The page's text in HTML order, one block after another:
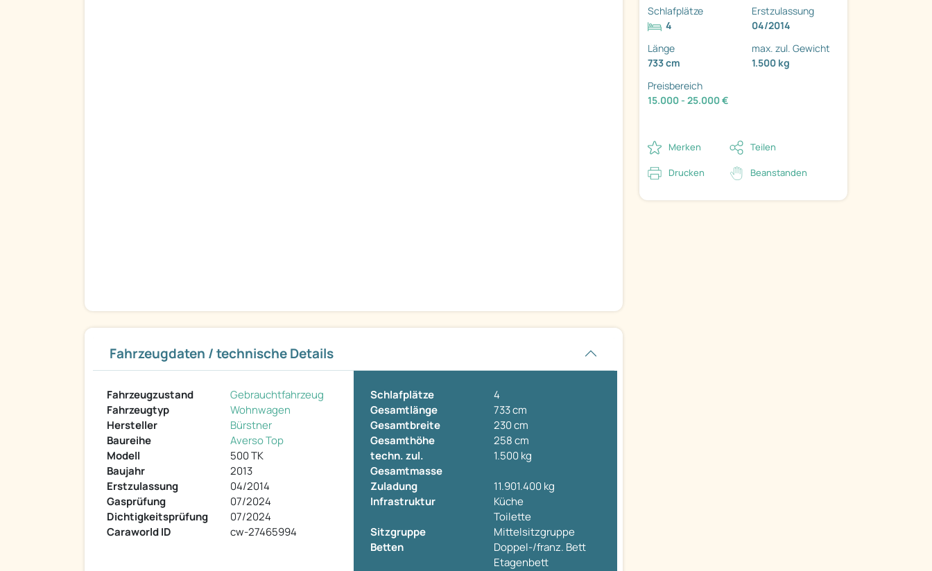
Fahrzeugdaten / technische Details
Fahrzeugzustand
Gebrauchtfahrzeug
Fahrzeugtyp
Wohnwagen
Hersteller
Bürstner
Baureihe
Averso Top
Modell
500 TK
Baujahr
2013
Erstzulassung
04/2014
Gasprüfung
07/2024
Dichtigkeitsprüfung
07/2024
Caraworld ID
cw-27465994
Schlafplätze
4
Gesamtlänge
733 cm
Gesamtbreite
230 cm
Gesamthöhe
258 cm
techn. zul.
Gesamtmasse
1.500 kg
Zuladung
11.901.400 kg
Infrastruktur
Küche
Toilette
Sitzgruppe
Mittelsitzgruppe
Betten
Doppel-/franz. Bett
Etagenbett
Schlafplätze
4
Erstzulassung
04/2014
Länge
733 cm
max. zul. Gewicht
1.500 kg
Preisbereich
15.000 - 25.000 €
Merken Teilen
Drucken Beanstanden